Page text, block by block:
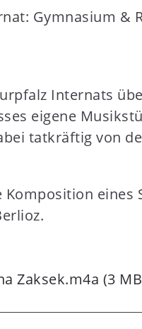
Gymnasium &
Internats
eigene
tatkräftig von
Zaksek.m4a (3